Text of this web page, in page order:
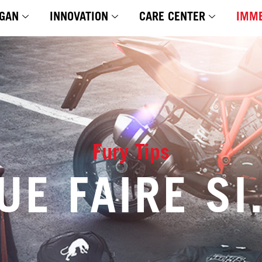
INNOVATION CARE CENTER
Fury Tips
FAIRE